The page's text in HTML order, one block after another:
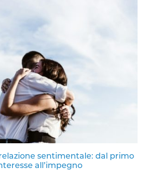
sentimentale: dal primo
all’impegno